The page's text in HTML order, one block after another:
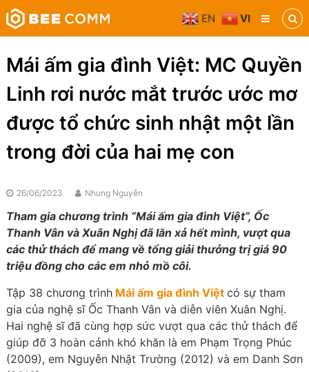
Skip
to
content
Bee
Comm
Truyền
thông
phương
tiện
Mái ấm gia đình Việt: MC Quyền
Linh rơi nước mắt trước ước mơ
được tổ chức sinh nhật một lần
trong đời của hai mẹ con
26/06/2023 Nhung Nguyễn
Tham gia chương trình “Mái ấm gia đình Việt”, Ốc
Thanh Vân và Xuân Nghị đã lăn xả hết mình, vượt qua
các thử thách để mang về tổng giải thưởng trị giá 90
triệu đồng cho các em nhỏ mồ côi.
Tập 38 chương trìnhMái ấm gia đình Việt có sự tham
gia của nghệ sĩ Ốc Thanh Vân và diễn viên Xuân Nghị.
Hai nghệ sĩ đã cùng hợp sức vượt qua các thử thách để
giúp đỡ 3 hoàn cảnh khó khăn là em Phạm Trọng Phúc
(2009), em Nguyễn Nhật Trường (2012) và em Danh Sơn
EN VI